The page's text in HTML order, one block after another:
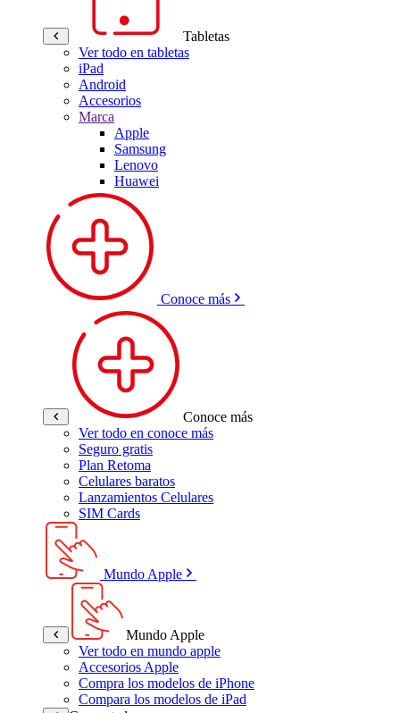
Tabletas
Ver todo en tabletas
iPad
Android
Accesorios
Marca
Apple
Samsung
Lenovo
Huawei
Conoce más
Conoce más
Ver todo en conoce más
Seguro gratis
Plan Retoma
Celulares baratos
Lanzamientos Celulares
SIM Cards
Mundo Apple
Mundo Apple
Ver todo en mundo apple
Accesorios Apple
Compra los modelos de iPhone
Compara los modelos de iPad